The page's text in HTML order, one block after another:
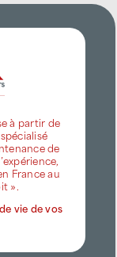
à partir de
de
France au
».
vie de vos